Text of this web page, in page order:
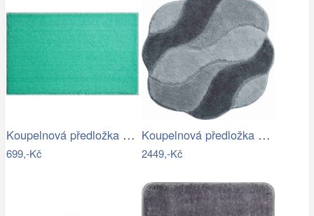
Koupelnová předložka ROMAN
699,-Kč
Koupelnová předložka CARMEN
2449,-Kč